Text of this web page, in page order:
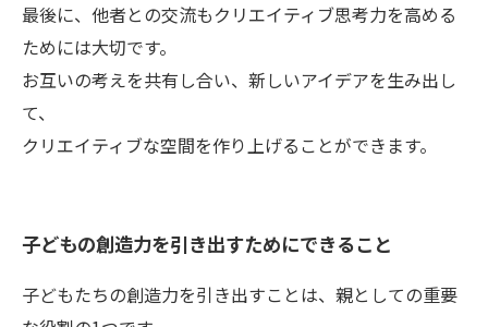
最後に、他者との交流もクリエイティブ思考力を高める
ためには大切です。
お互いの考えを共有し合い、新しいアイデアを生み出し
て、
クリエイティブな空間を作り上げることができます。
子どもの創造力を引き出すためにできること
子どもたちの創造力を引き出すことは、親としての重要